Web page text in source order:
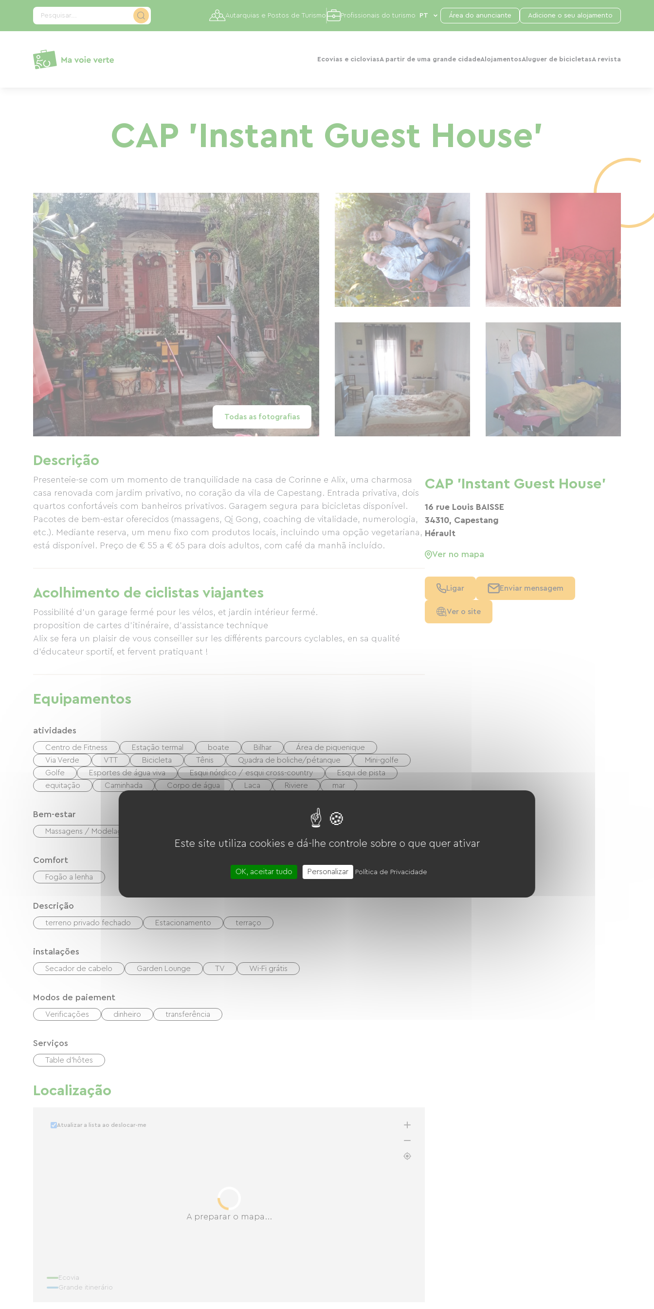
Pesquisar...
Ecovias e cicloviasA partir de uma grande cidadeAlojamentosAluguer de bicicletasA revista
Autarquias e Postos de Turismo Profissionais do turismo Área do anunciante Adicione o seu alojamento
CAP 'Instant Guest House'
Todas as fotografias
Descrição
Presenteie-se com um momento de tranquilidade na casa de Corinne e Alix, uma charmosa
casa renovada com jardim privativo, no coração da vila de Capestang. Entrada privativa, dois
quartos confortáveis ​​com banheiros privativos. Garagem segura para bicicletas disponível.
Pacotes de bem-estar oferecidos (massagens, Qi Gong, coaching de vitalidade, numerologia,
etc.). Mediante reserva, um menu fixo com produtos locais, incluindo uma opção vegetariana,
está disponível. Preço de € 55 a € 65 para dois adultos, com café da manhã incluído.
Acolhimento de ciclistas viajantes
Possibilité d'un garage fermé pour les vélos, et jardin intérieur fermé.
proposition de cartes d'itinéraire, d'assistance technique
Alix se fera un plaisir de vous conseiller sur les différents parcours cyclables, en sa qualité
d'éducateur sportif, et fervent pratiquant !
Equipamentos
atividades
Centro de Fitness Estação termal boate Bilhar
Área de piquenique
Via Verde
VTT Bicicleta Tênis Quadra de boliche/pétanque
Mini-golfe
Golfe
Esportes de água viva Esqui nórdico / esqui cross-country
Esqui de pista
equitação
Caminhada Corpo de água Laca Riviere mar
Bem-estar
Massagens / Modelagens
Comfort
Fogão a lenha
Descrição
terreno privado fechado Estacionamento terraço
instalações
Secador de cabelo Garden Lounge TV Wi-Fi grátis
Modos de paiement
Verificações dinheiro transferência
Serviços
Table d'hôtes
Localização
A preparar o mapa...
Atualizar a lista ao deslocar-me
Ecovia
Grande itinerário
CAP 'Instant Guest House'
16 rue Louis BAISSE
34310, Capestang
Hérault
Ver no mapa
Ligar Enviar mensagem
Ver o site
Painel de Gerenciamento de Cookies
Este site utiliza cookies e dá-lhe controle sobre o que quer ativar
OK, aceitar tudo Personalizar Política de Privacidade